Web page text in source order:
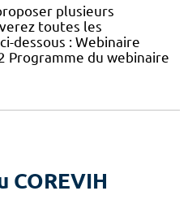
plusieurs
toutes les
dessous : Webinaire
Programme du webinaire
COREVIH